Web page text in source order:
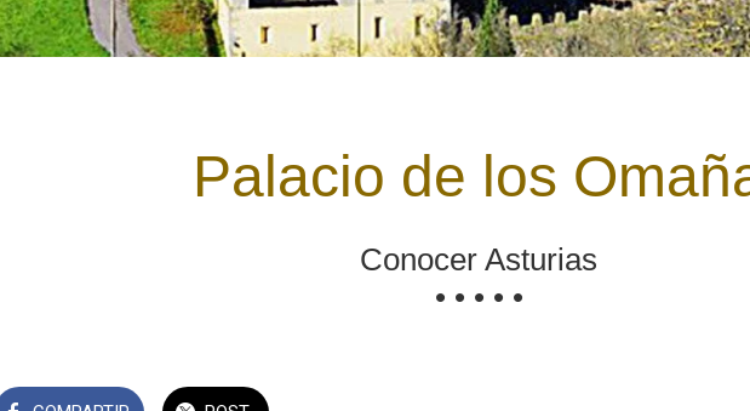
Palacio de los
Conocer Asturias
• • • • •